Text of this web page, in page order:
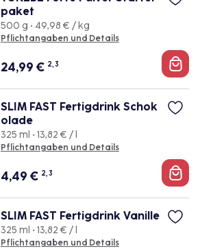
paket
500 g • 49,98 € / kg
Pflichtangaben und Details
24,99 € 2, 3
SLIM FAST Fertigdrink Schok
olade
325 ml • 13,82 € / l
Pflichtangaben und Details
4,49 € 2, 3
SLIM FAST Fertigdrink Vanille
325 ml • 13,82 € / l
Pflichtangaben und Details